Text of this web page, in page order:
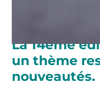
La 14ème
un thème
nouveautés.